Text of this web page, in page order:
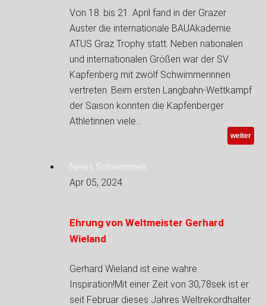
Von 18. bis 21. April fand in der Grazer
Auster die internationale BAUAkademie
ATUS Graz Trophy statt. Neben nationalen
und internationalen Größen war der SV
Kapfenberg mit zwölf Schwimmerinnen
vertreten. Beim ersten Langbahn-Wettkampf
der Saison konnten die Kapfenberger
Athletinnen viele…
weiter
News Schwimmen
Apr 05, 2024
Ehrung von Weltmeister Gerhard
Wieland
Gerhard Wieland ist eine wahre
Inspiration!Mit einer Zeit von 30,78sek ist er
seit Februar dieses Jahres Weltrekordhalter